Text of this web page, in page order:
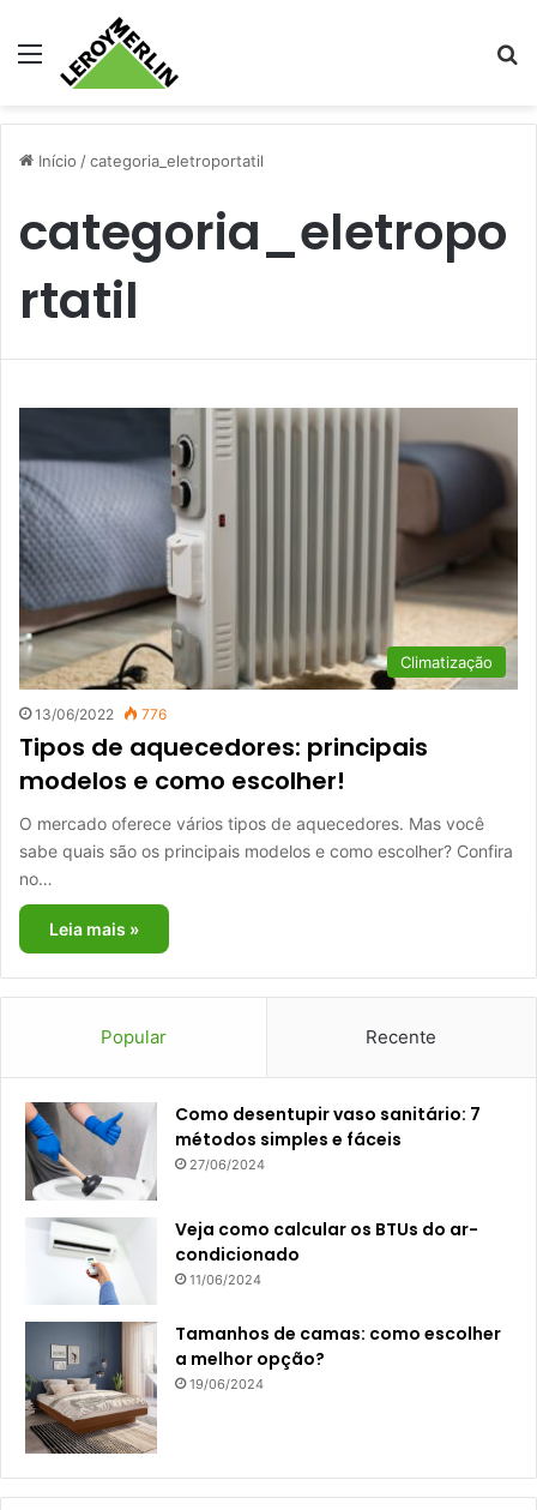
Menu
Início /categoria_eletroportatil
categoria_eletropo
rtatil
Climatização
13/06/2022 776
Tipos de aquecedores: principais
modelos e como escolher!
O mercado oferece vários tipos de aquecedores. Mas você
sabe quais são os principais modelos e como escolher? Confira
no…
Leia mais »
Popular Recente
Como desentupir vaso sanitário: 7
métodos simples e fáceis
27/06/2024
Veja como calcular os BTUs do ar-
condicionado
11/06/2024
Tamanhos de camas: como escolher
a melhor opção?
19/06/2024